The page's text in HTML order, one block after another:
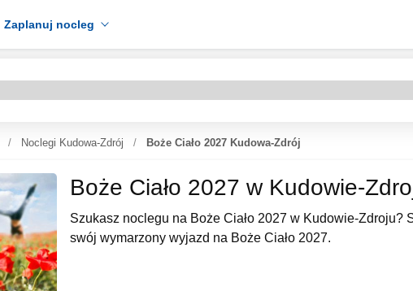
Zaplanuj nocleg
Noclegi Kudowa-Zdrój Boże Ciało 2027 Kudowa-Zdrój
Boże Ciało 2027 w Kudowie-
Szukasz noclegu na Boże Ciało 2027 w Kudowie-Zdroju?
swój wymarzony wyjazd na Boże Ciało 2027.